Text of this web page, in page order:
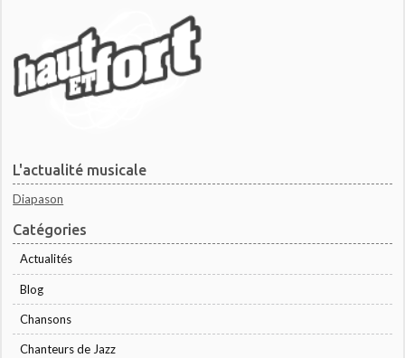
L'actualité musicale
Diapason
Catégories
Actualités
Blog
Chansons
Chanteurs de Jazz